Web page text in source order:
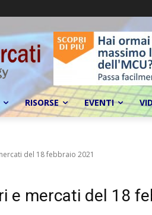
RISORSE EVENTI
del 18 febbraio 2021
e mercati del 18